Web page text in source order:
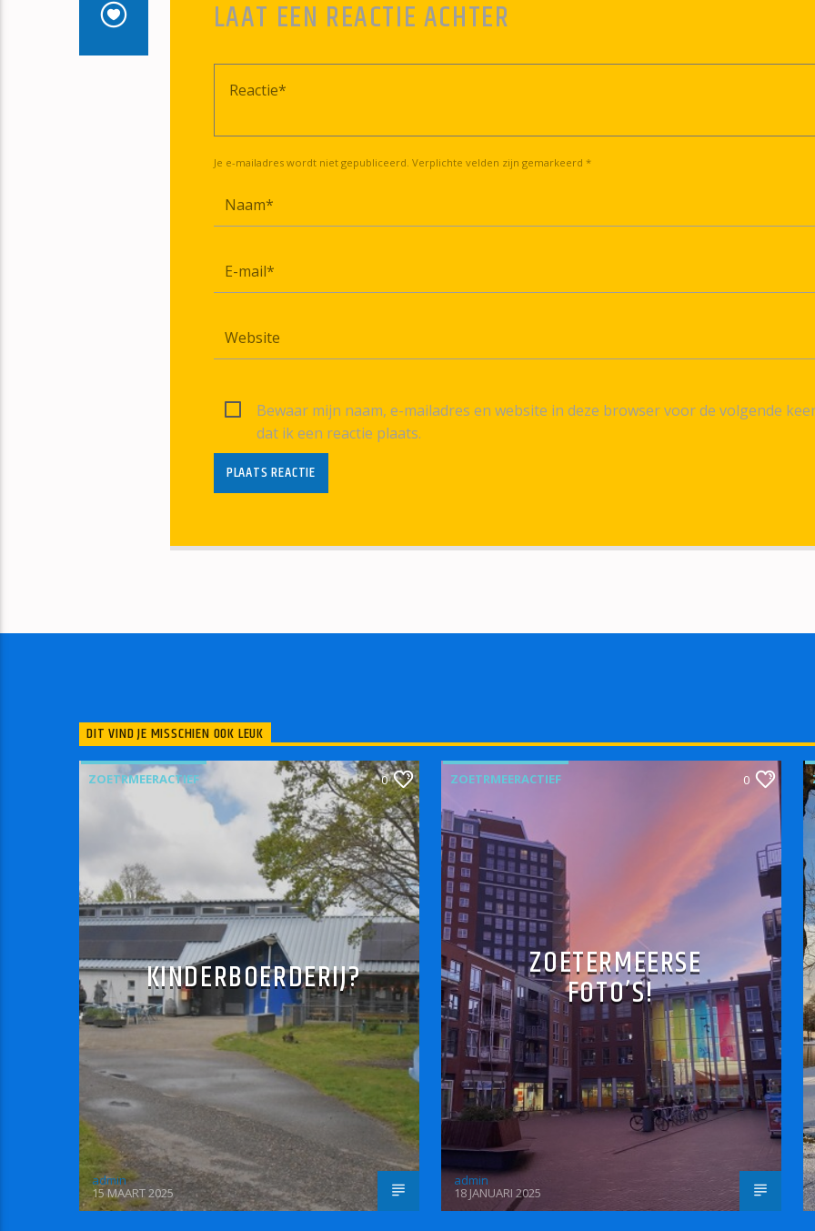
LAAT EEN REACTIE ACHTER
Je e-mailadres wordt niet gepubliceerd. Verplichte velden zijn gemarkeerd *
Bewaar mijn naam, e-mailadres en website in deze browser voor de volgende
dat ik een reactie plaats.
DIT VIND JE MISSCHIEN OOK LEUK
ZOETRMEERACTIEF 0
KINDERBOERDERIJ?
admin
15 MAART 2025
ZOETRMEERACTIEF 0
ZOETERMEERSE
FOTO’S!
admin
18 JANUARI 2025